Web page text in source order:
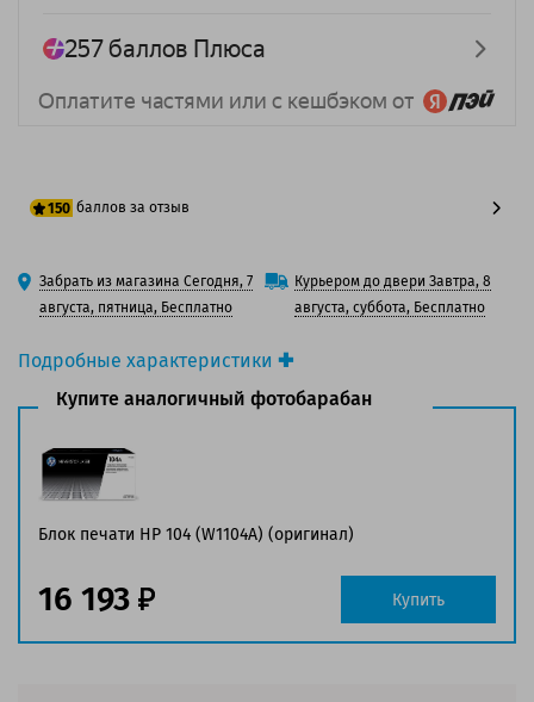
Подробные характеристики
Производитель принтера:HP
Вид товара:Фотобарабан
Оригинальность:
Аналог:HP 104A (W1104A)
Цвет:Черный
заполнении страницы
Страна:Китай
Гарантия:1 год
150 баллов за отзыв
125 баллов
150 баллов
Забрать из магазина Сегодня, 7
августа, пятница, Бесплатно
Курьером до двери Завтра, 8
августа, суббота, Бесплатно
Купите аналогичный фотобарабан
Блок печати HP 104 (W1104A) (оригинал)
16 193 Купить